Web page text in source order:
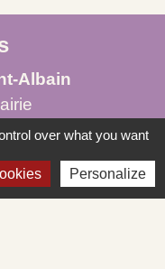
Albain
FRANCE
over what you want
Personalize